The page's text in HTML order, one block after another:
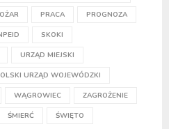
PRACA PROGNOZA
SKOKI
URZĄD MIEJSKI
URZĄD WOJEWÓDZKI
WĄGROWIEC ZAGROŻENIE
ŚMIERĆ ŚWIĘTO